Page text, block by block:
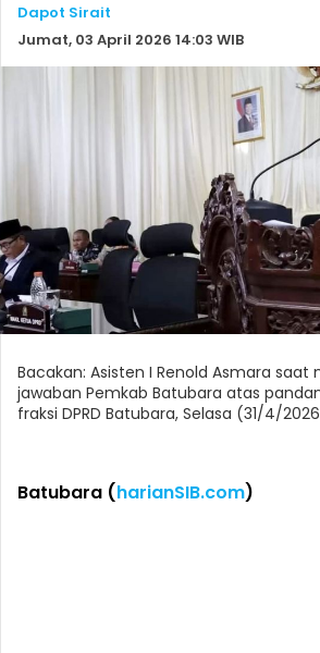
Dapot Sirait
Jumat, 03 April 2026 14:03 WIB
Bacakan: Asisten I Renold Asmara
jawaban Pemkab Batubara atas
fraksi DPRD Batubara, Selasa (31/4/
Batubara (harianSIB.com)